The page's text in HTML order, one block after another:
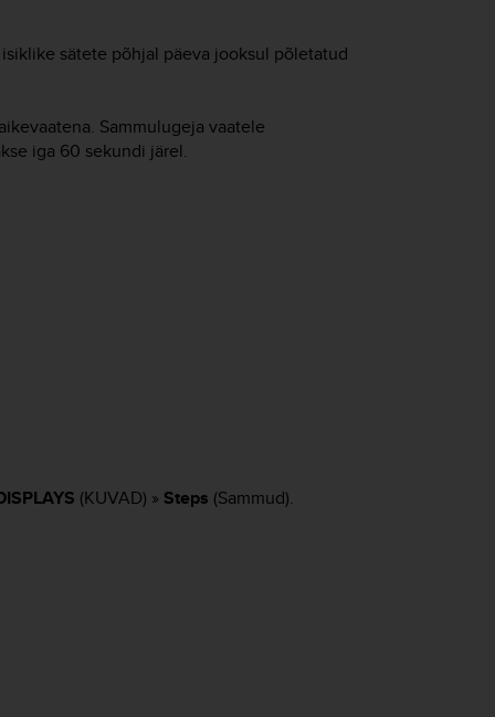
sätete põhjal päeva jooksul põletatud
Sammulugeja vaatele
iga 60 sekundi järel.
(KUVAD) » Steps (Sammud).